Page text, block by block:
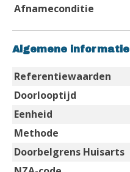
Afnameconditie
Algemene informatie
Referentiewaarden
Doorlooptijd
Eenheid
Methode
Doorbelgrens Huisarts